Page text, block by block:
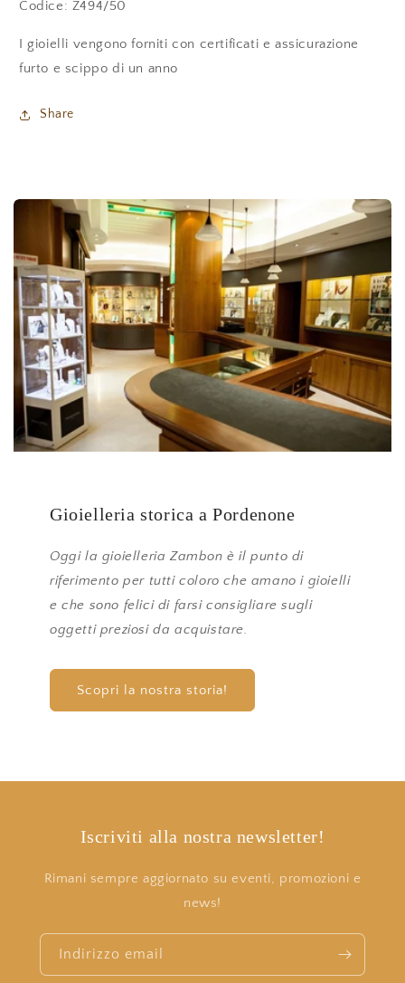
Codice: Z494/50
I gioielli vengono forniti con certificati e assicurazione
furto e scippo di un anno
Share
Gioielleria storica a Pordenone
Oggi la gioielleria Zambon è il punto di
riferimento per tutti coloro che amano i gioielli
e che sono felici di farsi consigliare sugli
oggetti preziosi da acquistare.
Scopri la nostra storia!
Iscriviti alla nostra newsletter!
Rimani sempre aggiornato su eventi, promozioni e
news!
Indirizzo email